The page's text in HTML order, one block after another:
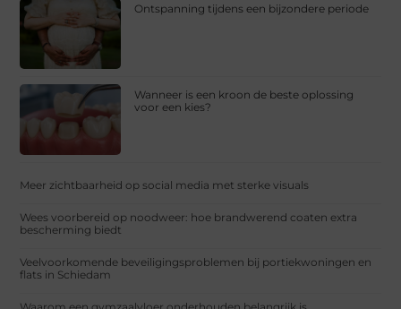
Ontspanning tijdens een bijzondere periode
Wanneer is een kroon de beste oplossing
voor een kies?
Meer zichtbaarheid op social media met sterke visuals
Wees voorbereid op noodweer: hoe brandwerend coaten extra
bescherming biedt
Veelvoorkomende beveiligingsproblemen bij portiekwoningen en
flats in Schiedam